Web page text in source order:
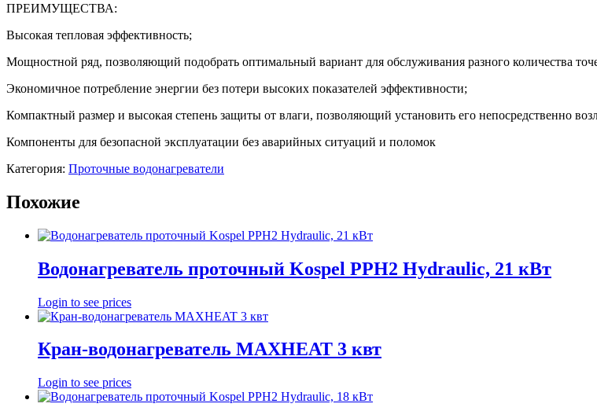
ПРЕИМУЩЕСТВА:
Высокая тепловая эффективность;
Мощностной ряд, позволяющий подобрать оптимальный вариант для обслуживания разного количества
Экономичное потребление энергии без потери высоких показателей эффективности;
Компактный размер и высокая степень защиты от влаги, позволяющий установить его непосредственно
Компоненты для безопасной эксплуатации без аварийных ситуаций и поломок
Категория: Проточные водонагреватели
Похожие
Водонагреватель проточный Kospel PPH2 Hydraulic, 21 кВт
Login to see prices
Кран-водонагреватель MAXHEAT 3 квт
Login to see prices